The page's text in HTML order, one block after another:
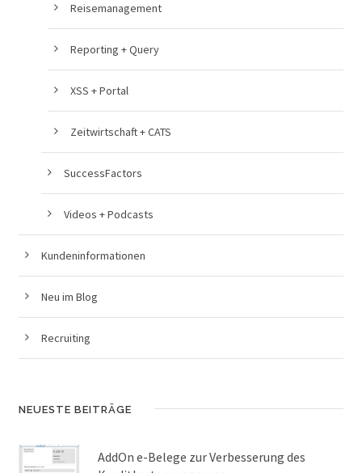
Reisemanagement
Reporting + Query
XSS + Portal
Zeitwirtschaft + CATS
SuccessFactors
Videos + Podcasts
Kundeninformationen
Neu im Blog
Recruiting
NEUESTE BEITRÄGE
AddOn e-Belege zur Verbesserung des